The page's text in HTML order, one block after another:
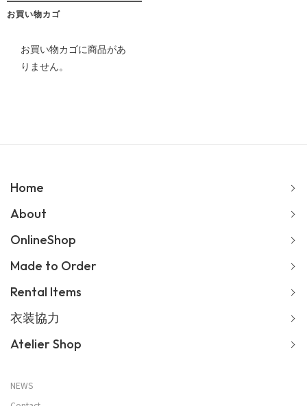
お買い物カゴ
お買い物カゴに商品があ
りません。
Home
About
OnlineShop
Made to Order
Rental Items
衣装協力
Atelier Shop
NEWS